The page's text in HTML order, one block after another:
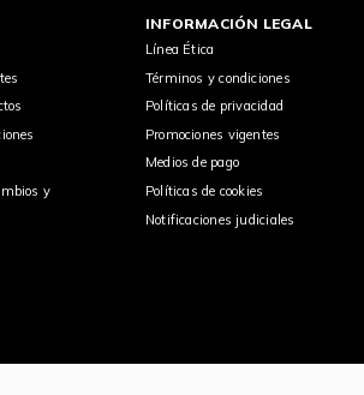
y
INFORMACIÓN LEGAL
Línea Ética
Términos y condiciones
Políticas de privacidad
Promociones vigentes
Medios de pago
Políticas de cookies
Notificaciones judiciales